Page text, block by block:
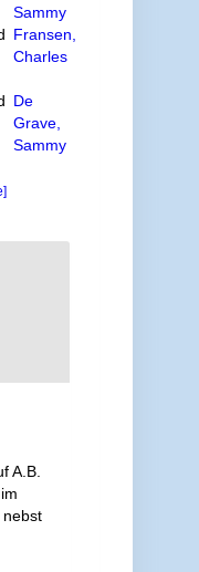
Sammy
Fransen,
Charles
De
Grave,
Sammy
A.B.
nebst